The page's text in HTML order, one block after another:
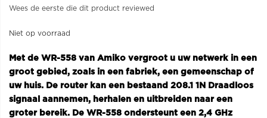
Wees de eerste die dit product reviewed
Niet op voorraad
Met de WR-558 van Amiko vergroot u uw netwerk in een
groot gebied, zoals in een fabriek, een gemeenschap of
uw huis. De router kan een bestaand 208.1 1N Draadloos
signaal aannemen, herhalen en uitbreiden naar een
groter bereik. De WR-558 ondersteunt een 2,4 GHz